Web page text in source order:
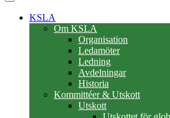
KSLA
Om KSLA
Organisation
Ledamöter
Ledning
Avdelningar
Historia
Kommittéer & Utskott
Utskott